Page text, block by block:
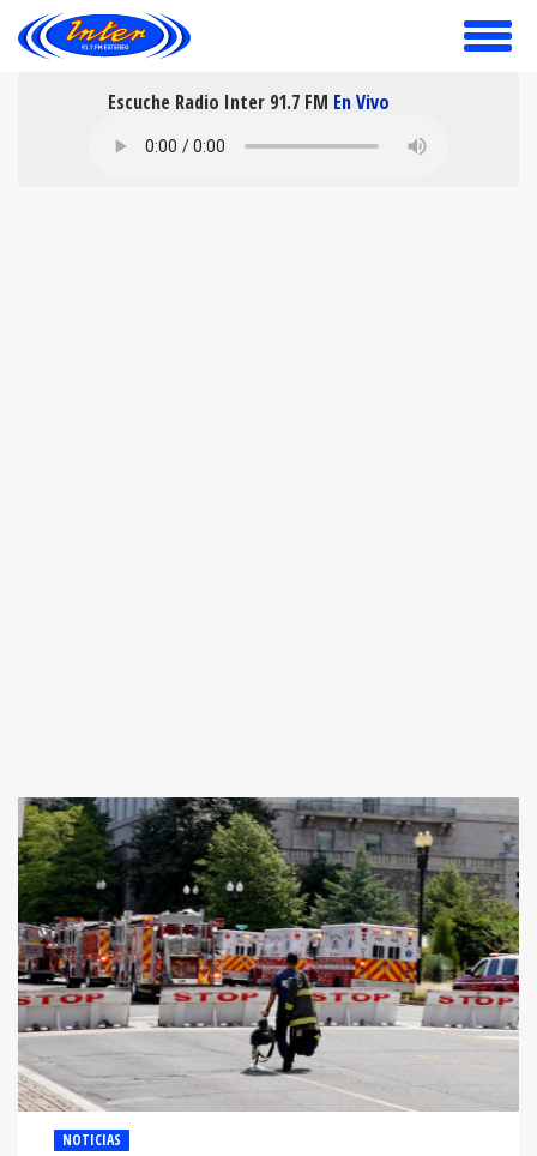
toggle
Escuche Radio Inter 91.7 FM En Vivo
NOTICIAS